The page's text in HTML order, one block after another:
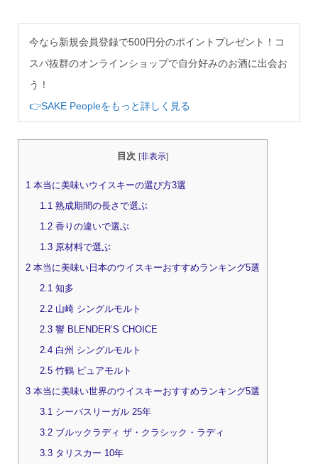
今なら新規会員登録で500円分のポイントプレゼント！コ
スパ抜群のオンラインショップで自分好みのお酒に出会お
う！
👉SAKE Peopleをもっと詳しく見る
目次 [非表示]
1本当に美味いウイスキーの選び方3選
1.1熟成期間の長さで選ぶ
1.2香りの違いで選ぶ
1.3原材料で選ぶ
2本当に美味い日本のウイスキーおすすめランキング5選
2.1知多
2.2山崎 シングルモルト
2.3響 BLENDER’S CHOICE
2.4白州 シングルモルト
2.5竹鶴 ピュアモルト
3本当に美味い世界のウイスキーおすすめランキング5選
3.1シーバスリーガル 25年
3.2ブルックラディ ザ・クラシック・ラディ
3.3タリスカー 10年